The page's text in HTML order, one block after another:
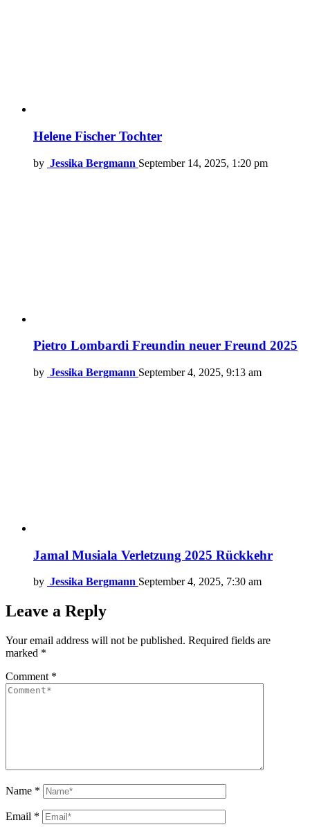
Helene Fischer Tochter
by Jessika Bergmann September 14, 2025, 1:20 pm
Pietro Lombardi Freundin neuer Freund 2025
by Jessika Bergmann September 4, 2025, 9:13 am
Jamal Musiala Verletzung 2025 Rückkehr
by Jessika Bergmann September 4, 2025, 7:30 am
Leave a Reply
Your email address will not be published. Required fields are
marked *
Comment *
Name *
Email *